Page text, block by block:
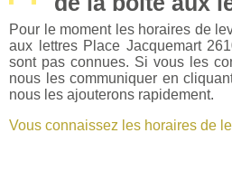
Pour le moment les horaires de
aux lettres Place Jacquemart
sont pas connues. Si vous les
nous les communiquer en
nous les ajouterons rapidement.
Vous connaissez les horaires de